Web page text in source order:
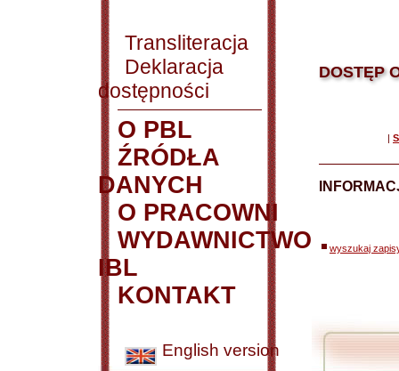
Transliteracja
Deklaracja
dostępności
O PBL
ŹRÓDŁA
DANYCH
O PRACOWNI
WYDAWNICTWO
IBL
KONTAKT
English version
DOSTĘP
|
wyszukaj